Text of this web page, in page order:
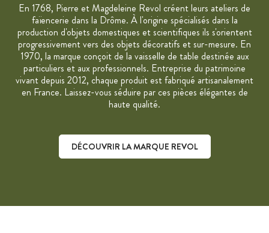
Tasse vendue à l'unité
Collection : No.W
Marque :Revol
"C'est notre travail qui depuis plus de 200 ans transforme la
terre en porcelaine"
En 1768, Pierre et Magdeleine Revol créent leurs ateliers de
faïencerie dans la Drôme. À l'origine spécialisés dans la
production d'objets domestiques et scientifiques ils s'orientent
progressivement vers des objets décoratifs et sur-mesure. En
1970, la marque conçoit de la vaisselle de table destinée aux
particuliers et aux professionnels. Entreprise du patrimoine
vivant depuis 2012, chaque produit est fabriqué artisanalement
en France. Laissez-vous séduire par ces pièces élégantes de
haute qualité.
DÉCOUVRIR LA MARQUE REVOL